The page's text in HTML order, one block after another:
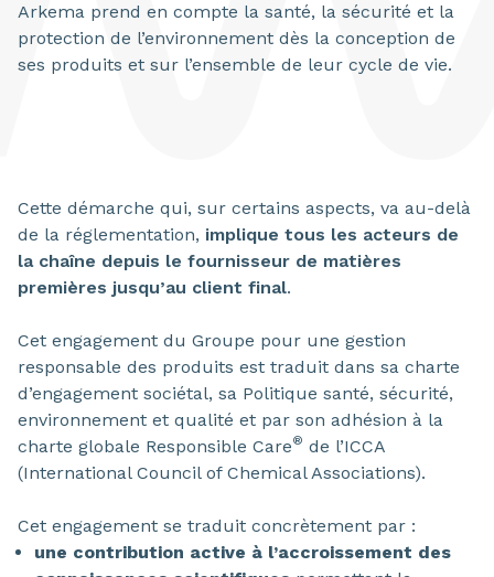
Arkema prend en compte la santé, la sécurité et la
protection de l’environnement dès la conception de
ses produits et sur l’ensemble de leur cycle de vie.
Cette démarche qui, sur certains aspects, va au-delà
de la réglementation, implique tous les acteurs de
la chaîne depuis le fournisseur de matières
premières jusqu’au client final.
Cet engagement du Groupe pour une gestion
responsable des produits est traduit dans sa charte
d’engagement sociétal, sa Politique santé, sécurité,
environnement et qualité et par son adhésion à la
charte globale Responsible Care® de l’ICCA
(International Council of Chemical Associations).
Cet engagement se traduit concrètement par :
une contribution active à l’accroissement des